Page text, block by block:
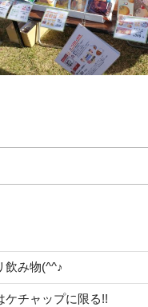
飲み物(^^♪
ケチャップに限る!!